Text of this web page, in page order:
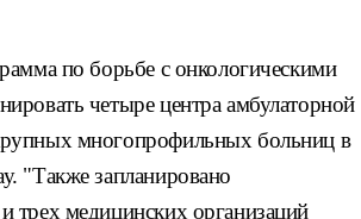
по борьбе с онкологическими
четыре центра амбулаторной
многопрофильных больниц в
"Также запланировано
трех медицинских организаций